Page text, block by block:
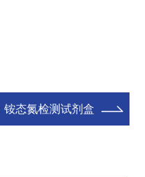
铵态氮检测试剂盒